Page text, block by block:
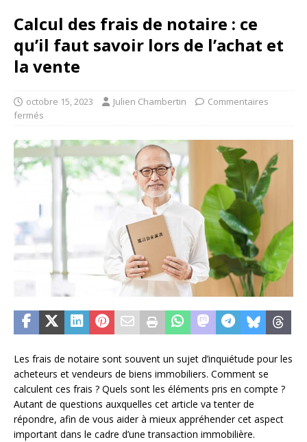
Calcul des frais de notaire : ce
qu’il faut savoir lors de l’achat et
la vente
octobre 15, 2023 Julien Chambertin
Commentaires
fermés
Les frais de notaire sont souvent un sujet d’inquiétude pour les
acheteurs et vendeurs de biens immobiliers. Comment se
calculent ces frais ? Quels sont les éléments pris en compte ?
Autant de questions auxquelles cet article va tenter de
répondre, afin de vous aider à mieux appréhender cet aspect
important dans le cadre d’une transaction immobilière.